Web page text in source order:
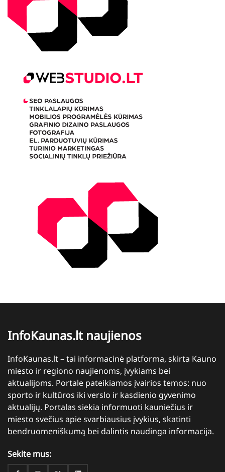
InfoKaunas.lt naujienos
InfoKaunas.lt – tai informacinė platforma, skirta Kauno
miesto ir regiono naujienoms, įvykiams bei
aktualijoms. Portale pateikiamos įvairios temos: nuo
sporto ir kultūros iki verslo ir kasdienio gyvenimo
aktualijų. Portalas siekia informuoti kauniečius ir
miesto svečius apie svarbiausius įvykius, skatinti
bendruomeniškumą bei dalintis naudinga informacija.
Sekite mus: